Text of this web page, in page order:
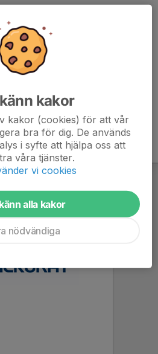
kakor
kakor (cookies) för att vår
bra för dig. De används
i syfte att hjälpa oss att
våra tjänster.
vi cookies
alla kakor
nödvändiga